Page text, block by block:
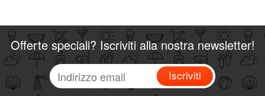
Offerte speciali? Iscriviti alla nostra newsletter!
Iscriviti